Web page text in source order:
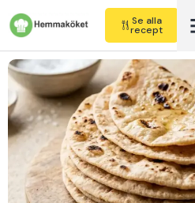
Se alla
recept